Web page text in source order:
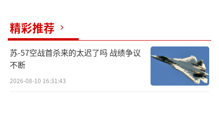
精彩推荐
苏-57空战首杀来的太迟了吗 战绩争议
不断
2026-08-10 16:31:43